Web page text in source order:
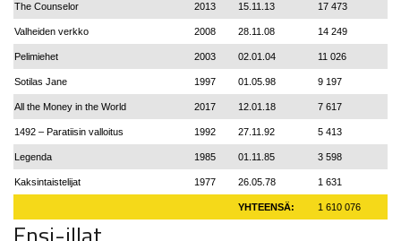
The Counselor 2013 15.11.13 17 473
Valheiden verkko 2008 28.11.08 14 249
Pelimiehet 2003 02.01.04 11 026
Sotilas Jane 1997 01.05.98 9 197
All the Money in the World 2017 12.01.18 7 617
1492 – Paratiisin valloitus 1992 27.11.92 5 413
Legenda 1985 01.11.85 3 598
Kaksintaistelijat 1977 26.05.78 1 631
YHTEENSÄ: 1 610 076